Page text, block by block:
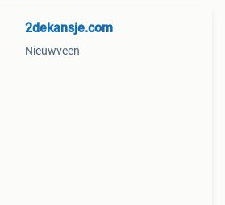
2dekansje.com
Nieuwveen